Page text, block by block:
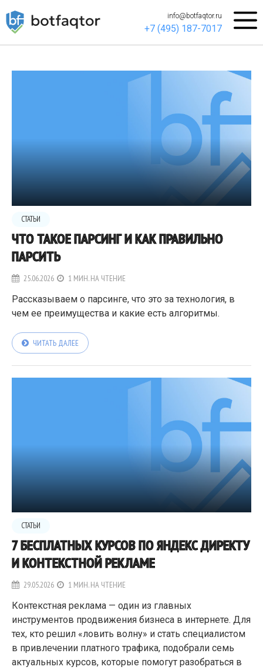
info@botfaqtor.ru
+7 (495) 187-7017
СТАТЬИ
ЧТО ТАКОЕ ПАРСИНГ И КАК ПРАВИЛЬНО
ПАРСИТЬ
25.06.2026 1 МИН. НА ЧТЕНИЕ
Рассказываем о парсинге, что это за технология, в
чем ее преимущества и какие есть алгоритмы.
ЧИТАТЬ ДАЛЕЕ
СТАТЬИ
7 БЕСПЛАТНЫХ КУРСОВ ПО ЯНДЕКС ДИРЕКТУ
И КОНТЕКСТНОЙ РЕКЛАМЕ
29.05.2026 1 МИН. НА ЧТЕНИЕ
Контекстная реклама — один из главных
инструментов продвижения бизнеса в интернете. Для
тех, кто решил «ловить волну» и стать специалистом
в привлечении платного трафика, подобрали семь
актуальных курсов, которые помогут разобраться в